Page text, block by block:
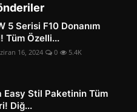
5 Serisi F10 Donanım
Tüm Özelli...
16, 2024 0 5.4K
Easy Stil Paketinin Tüm
Diğ...